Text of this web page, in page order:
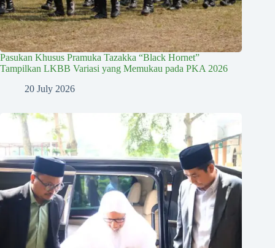
Pasukan Khusus Pramuka Tazakka “Black Hornet”
Tampilkan LKBB Variasi yang Memukau pada PKA 2026
20 July 2026